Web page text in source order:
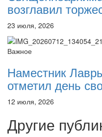
возглавил
23 июля, 2026
Важное
Наместник
отметил день
12 июля, 2026
Другие